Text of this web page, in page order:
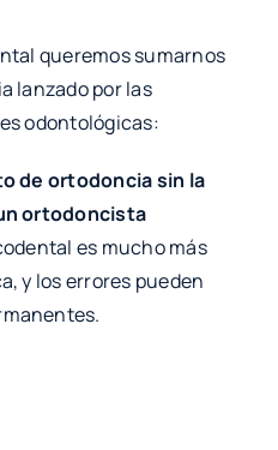
queremos sumarnos
lanzado por las
odontológicas:
de ortodoncia sin la
ortodoncista
es mucho más
y los errores pueden